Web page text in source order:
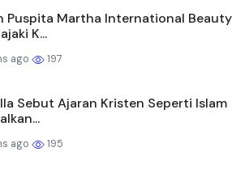
Puspita Martha International Beauty
K...
ago 197
Sebut Ajaran Kristen Seperti Islam
ago 195